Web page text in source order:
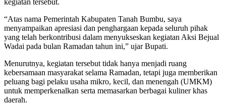
“Atas nama Pemerintah Kabupaten Tanah Bumbu, saya
menyampaikan apresiasi dan penghargaan kepada seluruh pihak
yang telah berkontribusi dalam menyukseskan kegiatan Aksi Bejual
Wadai pada bulan Ramadan tahun ini,” ujar Bupati.
Menurutnya, kegiatan tersebut tidak hanya menjadi ruang
kebersamaan masyarakat selama Ramadan, tetapi juga memberikan
peluang bagi pelaku usaha mikro, kecil, dan menengah (UMKM)
untuk memperkenalkan serta memasarkan berbagai kuliner khas
daerah.